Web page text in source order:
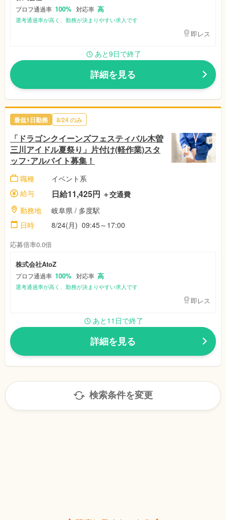
プロフ通過率 100% 対応率 高
選考通過率が高く、勤務が決まりやすい求人です
即レス
あと9日で終了
詳細を見る
最低1日勤務 8/24のみ
「ドラゴンクイーンズフェスティバル木曽
三川アイドル夏祭り」片付け(軽作業)スタ
ッフ･アルバイト募集！
職種
イベント系
給与
日給11,425円 ＋交通費
勤務地
岐阜県 / 多度駅
日時
8/24(月) 09:45～17:00
応募倍率0.0倍
株式会社AtoZ
プロフ通過率 100% 対応率 高
選考通過率が高く、勤務が決まりやすい求人です
即レス
あと11日で終了
詳細を見る
検索条件を変更